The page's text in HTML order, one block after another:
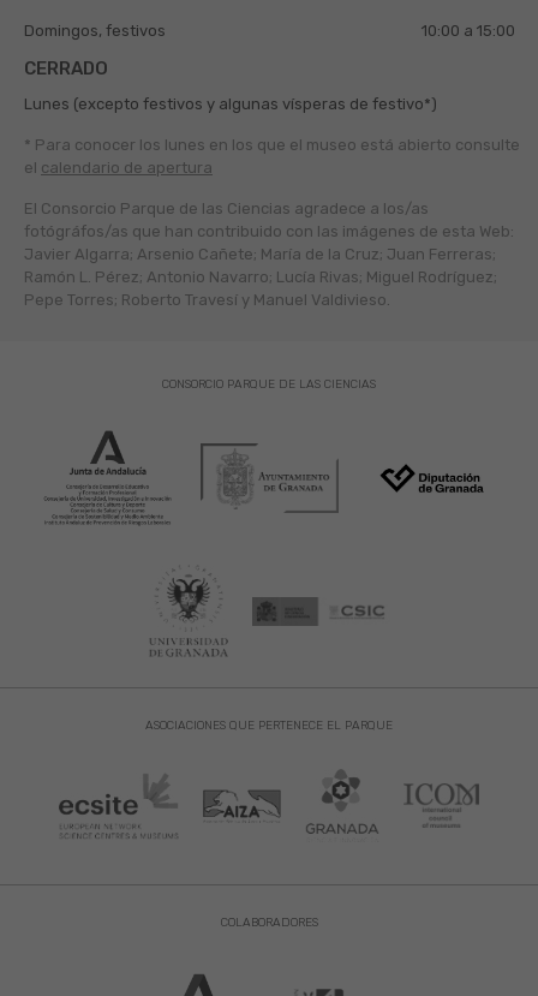
Domingos, festivos 10:00 a 15:00
CERRADO
Lunes (excepto festivos y algunas vísperas de festivo*)
* Para conocer los lunes en los que el museo está abierto consulte
el calendario de apertura
El Consorcio Parque de las Ciencias agradece a los/as
fotógráfos/as que han contribuido con las imágenes de esta Web:
Javier Algarra; Arsenio Cañete; María de la Cruz; Juan Ferreras;
Ramón L. Pérez; Antonio Navarro; Lucía Rivas; Miguel Rodríguez;
Pepe Torres; Roberto Travesí y Manuel Valdivieso.
ASOCIACIONES QUE PERTENECE EL PARQUE
CONSORCIO PARQUE DE LAS CIENCIAS
COLABORADORES